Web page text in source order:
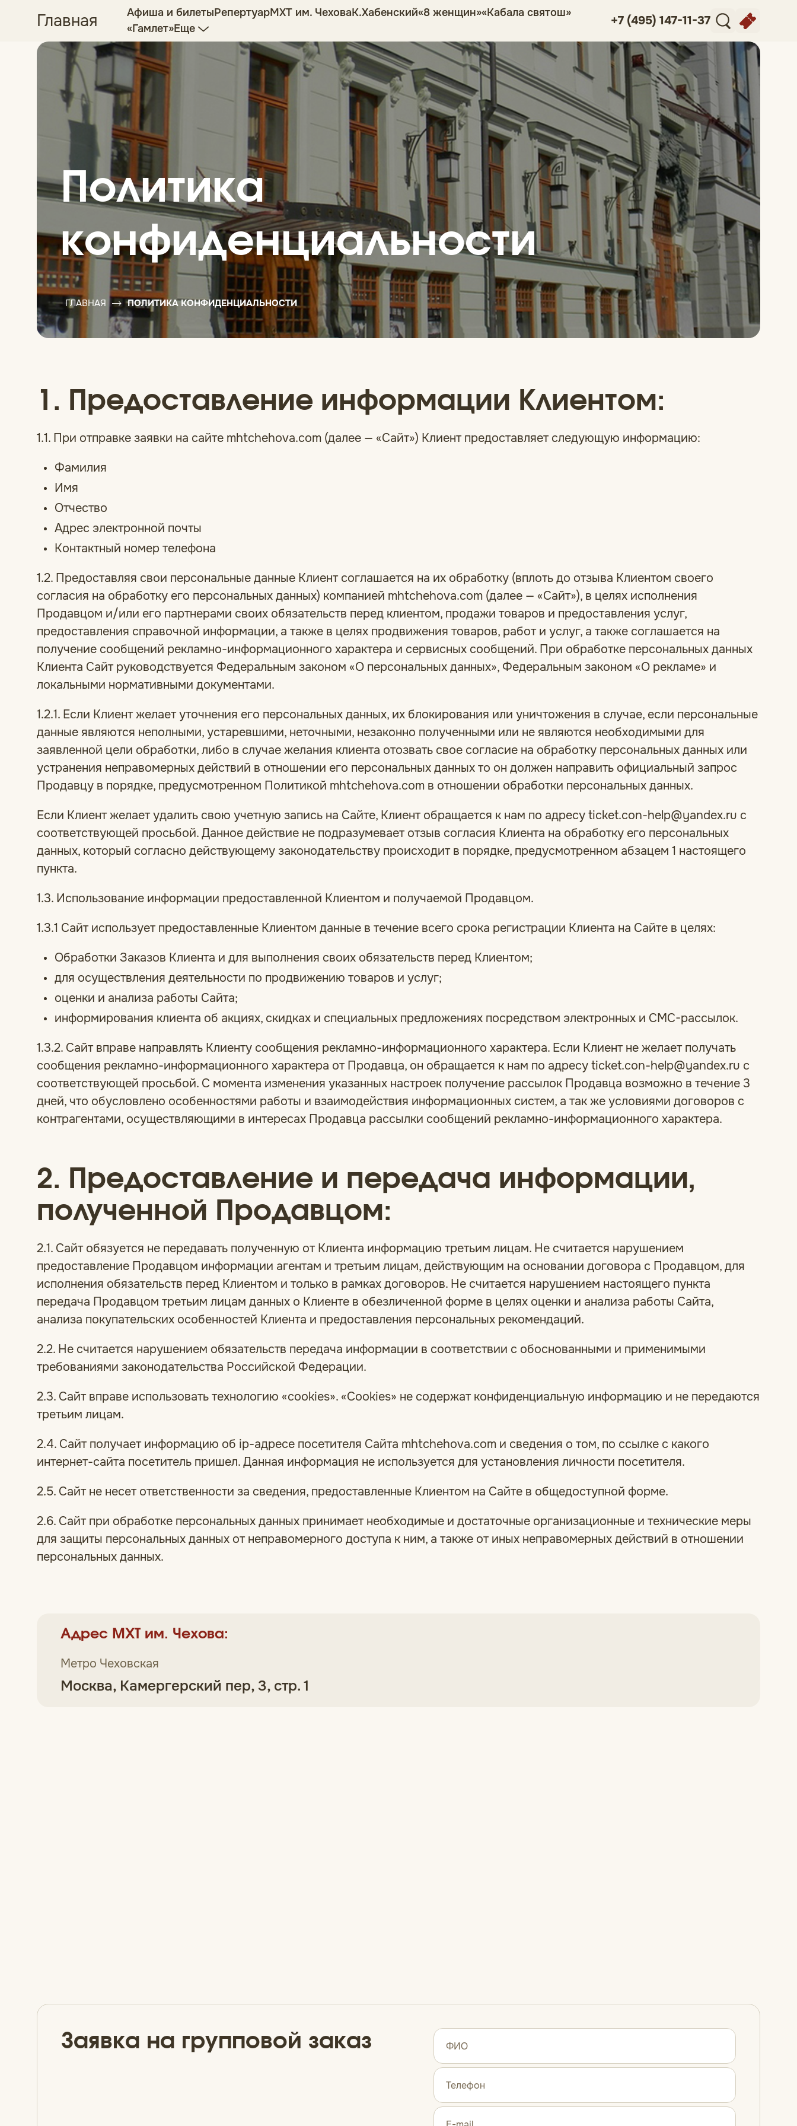
Главная Афиша и билетыРепертуарМХТ им. ЧеховаК.Хабенский«8 женщин»«Кабала святош»
«Гамлет»Еще
+7 (495) 147-11-37
Политика
конфиденциальности
ГЛАВНАЯ ПОЛИТИКА КОНФИДЕНЦИАЛЬНОСТИ
1. Предоставление информации Клиентом:
1.1. При отправке заявки на сайте mhtchehova.com (далее — «Сайт») Клиент предоставляет следующую информацию:
Фамилия
Имя
Отчество
Адрес электронной почты
Контактный номер телефона
1.2. Предоставляя свои персональные данные Клиент соглашается на их обработку (вплоть до отзыва Клиентом своего
согласия на обработку его персональных данных) компанией mhtchehova.com (далее — «Сайт»), в целях исполнения
Продавцом и/или его партнерами своих обязательств перед клиентом, продажи товаров и предоставления услуг,
предоставления справочной информации, а также в целях продвижения товаров, работ и услуг, а также соглашается на
получение сообщений рекламно-информационного характера и сервисных сообщений. При обработке персональных данных
Клиента Сайт руководствуется Федеральным законом «О персональных данных», Федеральным законом «О рекламе» и
локальными нормативными документами.
1.2.1. Если Клиент желает уточнения его персональных данных, их блокирования или уничтожения в случае, если персональные
данные являются неполными, устаревшими, неточными, незаконно полученными или не являются необходимыми для
заявленной цели обработки, либо в случае желания клиента отозвать свое согласие на обработку персональных данных или
устранения неправомерных действий в отношении его персональных данных то он должен направить официальный запрос
Продавцу в порядке, предусмотренном Политикой mhtchehova.com в отношении обработки персональных данных.
Если Клиент желает удалить свою учетную запись на Сайте, Клиент обращается к нам по адресу ticket.con-help@yandex.ru с
соответствующей просьбой. Данное действие не подразумевает отзыв согласия Клиента на обработку его персональных
данных, который согласно действующему законодательству происходит в порядке, предусмотренном абзацем 1 настоящего
пункта.
1.3. Использование информации предоставленной Клиентом и получаемой Продавцом.
1.3.1 Сайт использует предоставленные Клиентом данные в течение всего срока регистрации Клиента на Сайте в целях:
Обработки Заказов Клиента и для выполнения своих обязательств перед Клиентом;
для осуществления деятельности по продвижению товаров и услуг;
оценки и анализа работы Сайта;
информирования клиента об акциях, скидках и специальных предложениях посредством электронных и СМС-рассылок.
1.3.2. Сайт вправе направлять Клиенту сообщения рекламно-информационного характера. Если Клиент не желает получать
сообщения рекламно-информационного характера от Продавца, он обращается к нам по адресу ticket.con-help@yandex.ru с
соответствующей просьбой. С момента изменения указанных настроек получение рассылок Продавца возможно в течение 3
дней, что обусловлено особенностями работы и взаимодействия информационных систем, а так же условиями договоров с
контрагентами, осуществляющими в интересах Продавца рассылки сообщений рекламно-информационного характера.
2. Предоставление и передача информации,
полученной Продавцом:
2.1. Сайт обязуется не передавать полученную от Клиента информацию третьим лицам. Не считается нарушением
предоставление Продавцом информации агентам и третьим лицам, действующим на основании договора с Продавцом, для
исполнения обязательств перед Клиентом и только в рамках договоров. Не считается нарушением настоящего пункта
передача Продавцом третьим лицам данных о Клиенте в обезличенной форме в целях оценки и анализа работы Сайта,
анализа покупательских особенностей Клиента и предоставления персональных рекомендаций.
2.2. Не считается нарушением обязательств передача информации в соответствии с обоснованными и применимыми
требованиями законодательства Российской Федерации.
2.3. Сайт вправе использовать технологию «cookies». «Cookies» не содержат конфиденциальную информацию и не передаются
третьим лицам.
2.4. Сайт получает информацию об ip-адресе посетителя Сайта mhtchehova.com и сведения о том, по ссылке с какого
интернет-сайта посетитель пришел. Данная информация не используется для установления личности посетителя.
2.5. Сайт не несет ответственности за сведения, предоставленные Клиентом на Сайте в общедоступной форме.
2.6. Сайт при обработке персональных данных принимает необходимые и достаточные организационные и технические меры
для защиты персональных данных от неправомерного доступа к ним, а также от иных неправомерных действий в отношении
персональных данных.
Адрес МХТ им. Чехова:
Метро Чеховская
Москва, Камергерский пер, 3, стр. 1
Заявка на групповой заказ